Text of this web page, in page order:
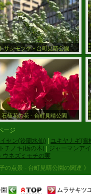
サシモツケ - 台町見晴公園
石楠花の花 - 台町見晴公園
ージ
セン(鈴蘭水仙)
ユキヤナギ(雪
トチノキ(栃の木)
ジャーマンア
トウネズミモチの実
の点景 - 台町見晴公園の関連 》
ムラサキツ